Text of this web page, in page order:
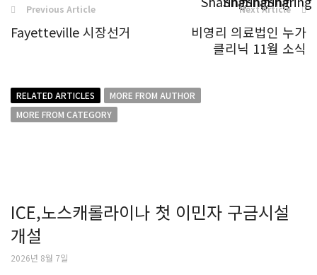
Previous Article
Fayetteville 시장선거
Next Article
비영리 의료법인 누가
클리닉 11월 소식
RELATED ARTICLES
MORE FROM AUTHOR
MORE FROM CATEGORY
ICE,노스캐롤라이나 첫 이민자 구금시설
개설
2026년 8월 7일